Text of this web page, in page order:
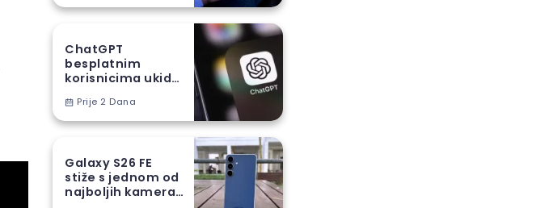
ChatGPT
besplatnim
korisnicima ukida
ograničenja
Prije 2 Dana
Galaxy S26 FE
stiže s jednom od
najboljih kamera